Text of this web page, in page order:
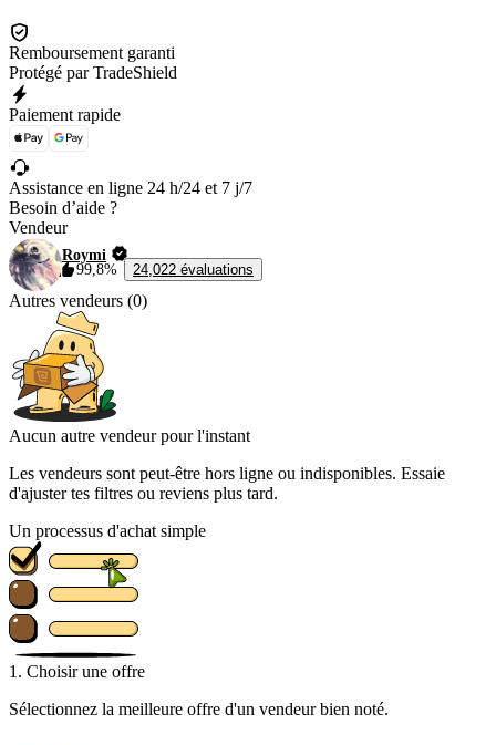
Remboursement garanti
Protégé par TradeShield
Paiement rapide
Assistance en ligne 24 h/24 et 7 j/7
Besoin d’aide ?
Vendeur
Roymi
99,8%
24,022 évaluations
Autres vendeurs (0)
Aucun autre vendeur pour l'instant
Les vendeurs sont peut-être hors ligne ou indisponibles. Essaie
d'ajuster tes filtres ou reviens plus tard.
Un processus d'achat simple
1. Choisir une offre
Sélectionnez la meilleure offre d'un vendeur bien noté.